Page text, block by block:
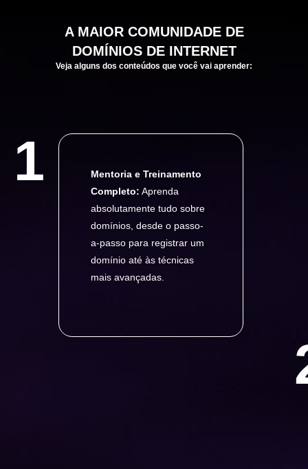
A MAIORCOMUNIDADE DE
DOMÍNIOS DE INTERNET
Veja alguns dos conteúdos que você vai aprender:
1
Mentoria e Treinamento
Completo: Aprenda
absolutamente tudo sobre
domínios, desde o passo-
a-passo para registrar um
domínio até às técnicas
mais avançadas.